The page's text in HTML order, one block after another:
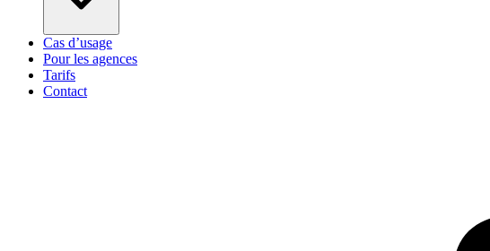
Cas d’usage
Pour les agences
Tarifs
Contact